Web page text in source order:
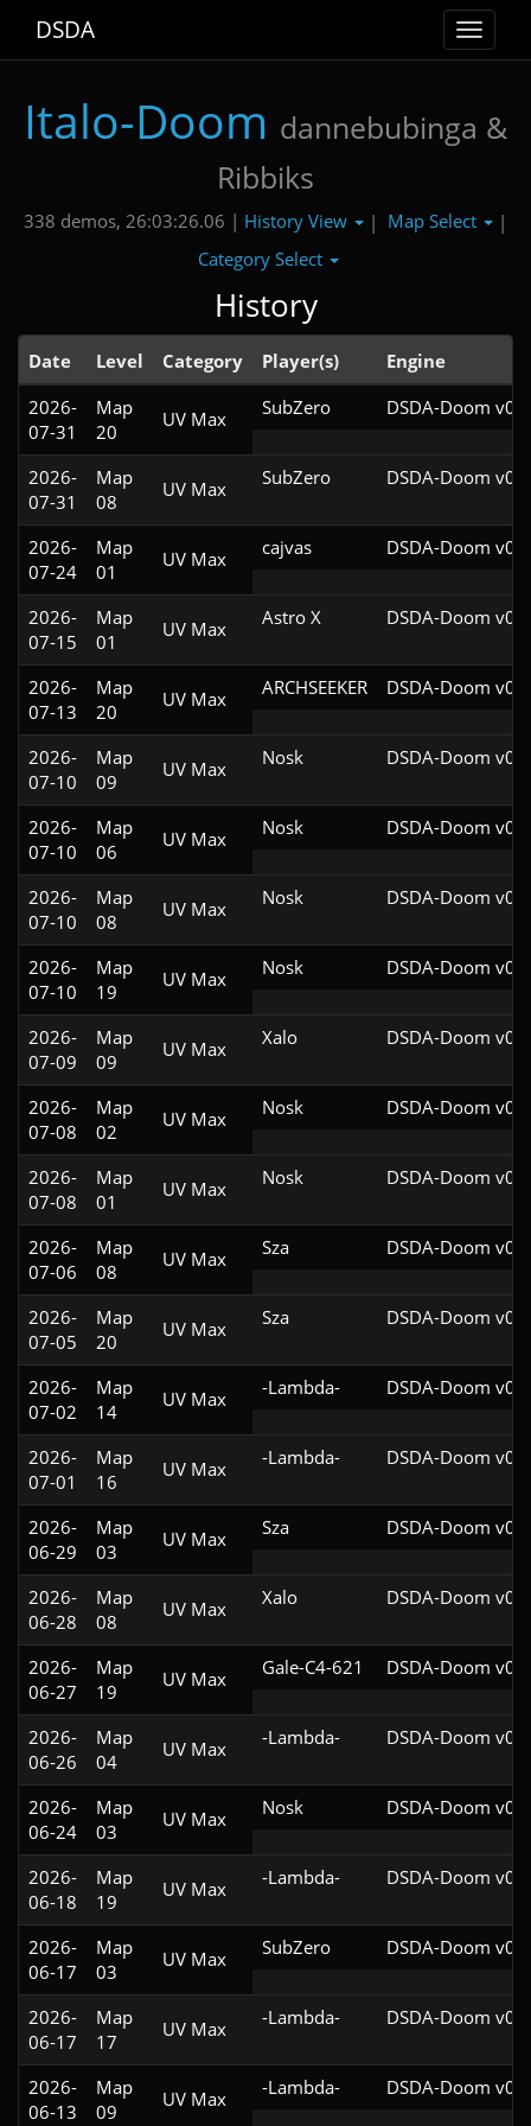
Toggle
DSDA
Italo-Doom dannebubinga &
Ribbiks
338 demos, 26:03:26.06 | History View | Map Select
|
Category Select
History
Date Level Category Player(s)
Engine
2026-
07-31
Map
20
UV Max SubZero DSDA-Doom
2026-
07-31
Map
08
UV Max SubZero DSDA-Doom
2026-
07-24
Map
01
UV Max cajvas DSDA-Doom
2026-
07-15
Map
01
UV Max Astro X DSDA-Doom
2026-
07-13
Map
20
UV Max ARCHSEEKER DSDA-Doom
2026-
07-10
Map
09
UV Max Nosk DSDA-Doom
2026-
07-10
Map
06
UV Max Nosk DSDA-Doom
2026-
07-10
Map
08
UV Max Nosk DSDA-Doom
2026-
07-10
Map
19
UV Max Nosk DSDA-Doom
2026-
07-09
Map
09
UV Max Xalo DSDA-Doom
2026-
07-08
Map
02
UV Max Nosk DSDA-Doom
2026-
07-08
Map
01
UV Max Nosk DSDA-Doom
2026-
07-06
Map
08
UV Max Sza DSDA-Doom
2026-
07-05
Map
20
UV Max Sza DSDA-Doom
2026-
07-02
Map
14
UV Max -Lambda- DSDA-Doom
2026-
07-01
Map
16
UV Max -Lambda- DSDA-Doom
2026-
06-29
Map
03
UV Max Sza DSDA-Doom
2026-
06-28
Map
08
UV Max Xalo DSDA-Doom
2026-
06-27
Map
19
UV Max Gale-C4-621 DSDA-Doom
2026-
06-26
Map
04
UV Max -Lambda- DSDA-Doom
2026-
06-24
Map
03
UV Max Nosk DSDA-Doom
2026-
06-18
Map
19
UV Max -Lambda- DSDA-Doom
2026-
06-17
Map
03
UV Max SubZero DSDA-Doom
2026-
06-17
Map
17
UV Max -Lambda- DSDA-Doom
2026-
06-13
Map
09
UV Max -Lambda- DSDA-Doom